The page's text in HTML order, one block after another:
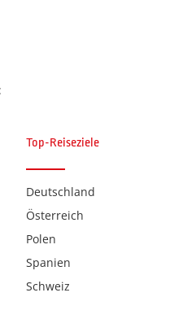
(C)Nadine Volz
Volz
Top-Reiseziele
Deutschland
Österreich
Polen
Spanien
Schweiz